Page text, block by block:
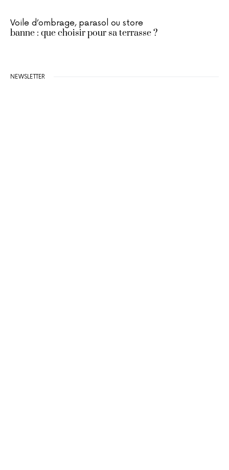
Voile d’ombrage, parasol ou store
banne : que choisir pour sa terrasse ?
NEWSLETTER